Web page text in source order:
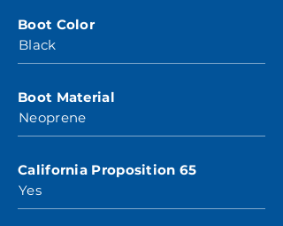
Boot Color
Black
Boot Material
Neoprene
California Proposition 65
Yes